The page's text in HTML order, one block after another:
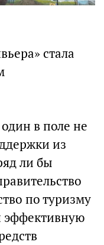
стала
в поле не
из
ли бы
по туризму
эффективную